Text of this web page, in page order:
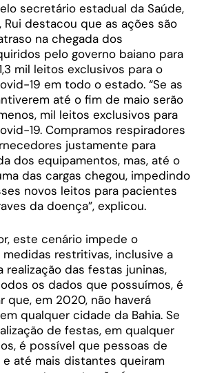
secretário estadual da Saúde,
Rui destacou que as ações são
na chegada dos
pelo governo baiano para
mil leitos exclusivos para o
19 em todo o estado. “Se as
até o fim de maio serão
mil leitos exclusivos para
19. Compramos respiradores
justamente para
dos equipamentos, mas, até o
das cargas chegou, impedindo
novos leitos para pacientes
da doença”, explicou.
este cenário impede o
medidas restritivas, inclusive a
realização das festas juninas,
os dados que possuímos, é
que, em 2020, não haverá
qualquer cidade da Bahia. Se
de festas, em qualquer
é possível que pessoas de
até mais distantes queiram